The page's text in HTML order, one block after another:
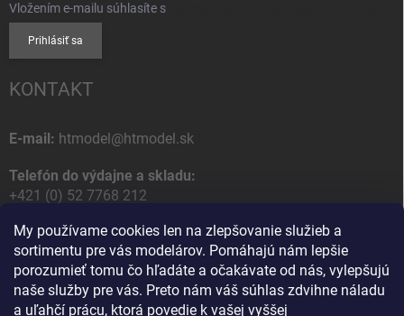
My používame cookies len na zlepšovanie služieb a
sortimentu pre vás modelárov. Pomáhajú nám lepšie
porozumieť tomu čo hľadáte a očakávate od nás, vylepšujú
naše služby pre vás. Preto nám váš súhlas zdvihne náladu
a uľahčí prácu, ktorá povedie k vašej vyššej
Vložením e-mailu súhlasíte s
Prihlásiť sa
KONTAKT
E-mail: htmodel@htmodel.sk
Telefón do výdajne a skladu:
+421 (0) 52 7768 212
Poštová / Odberná adresa:
HT model
Na letisko 49
058 01 Poprad
Slovenská Republika